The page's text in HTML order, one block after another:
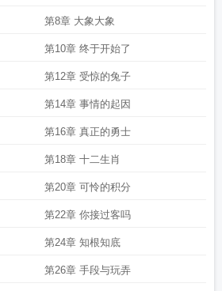
第8章 大象大象
第10章 终于开始了
第12章 受惊的兔子
第14章 事情的起因
第16章 真正的勇士
第18章 十二生肖
第20章 可怜的积分
第22章 你接过客吗
第24章 知根知底
第26章 手段与玩弄